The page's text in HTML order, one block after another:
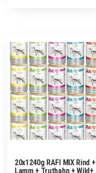
20x1240g RAFI MIX Rind +
Lamm + Truthahn + Wild+